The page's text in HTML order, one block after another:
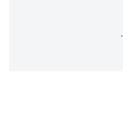
.